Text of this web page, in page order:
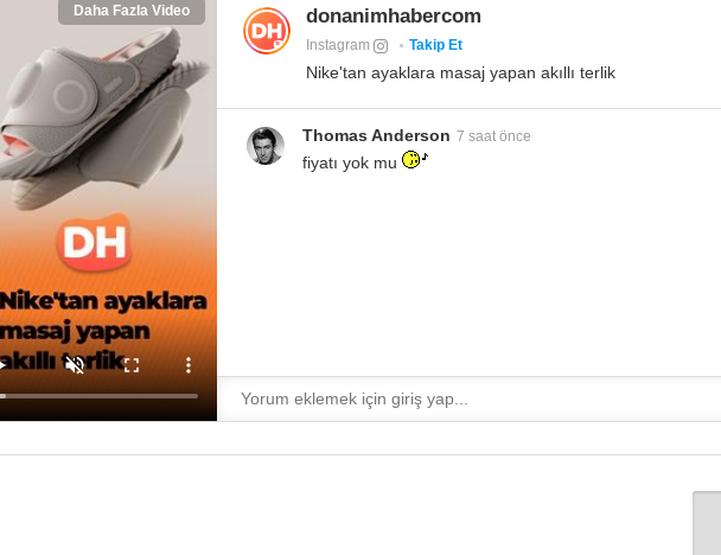
Daha Fazla Video donanimhabercom
Instagram Takip Et
Nike'tan ayaklara masaj yapan akıllı terlik
Thomas Anderson 7 saat önce
fiyatı yok mu